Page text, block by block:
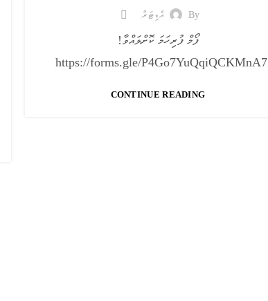
By އެޑިޓަރު
ފޯމް ފުރިހަމަ ކޮށްލައްވާ!
https://forms.gle/P4Go7YuQqiQCKMnA7
CONTINUE READING